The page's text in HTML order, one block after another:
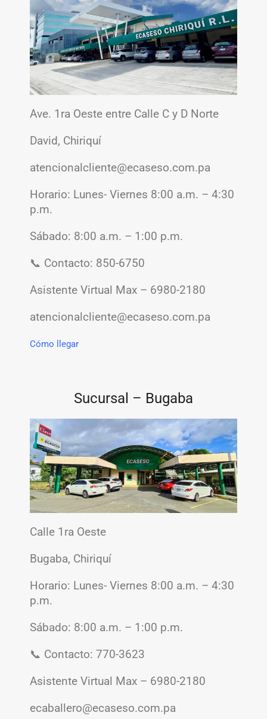
Ave. 1ra Oeste entre Calle C y D Norte
David, Chiriquí
atencionalcliente@ecaseso.com.pa
Horario: Lunes- Viernes 8:00 a.m. – 4:30
p.m.
Sábado: 8:00 a.m. – 1:00 p.m.
📞 Contacto: 850-6750
Asistente Virtual Max – 6980-2180
atencionalcliente@ecaseso.com.pa
Cómo llegar
Sucursal – Bugaba
Calle 1ra Oeste
Bugaba, Chiriquí
Horario: Lunes- Viernes 8:00 a.m. – 4:30
p.m.
Sábado: 8:00 a.m. – 1:00 p.m.
📞 Contacto: 770-3623
Asistente Virtual Max – 6980-2180
ecaballero@ecaseso.com.pa